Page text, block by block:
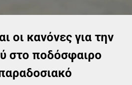
οι κανόνες για την
στο ποδόσφαιρο